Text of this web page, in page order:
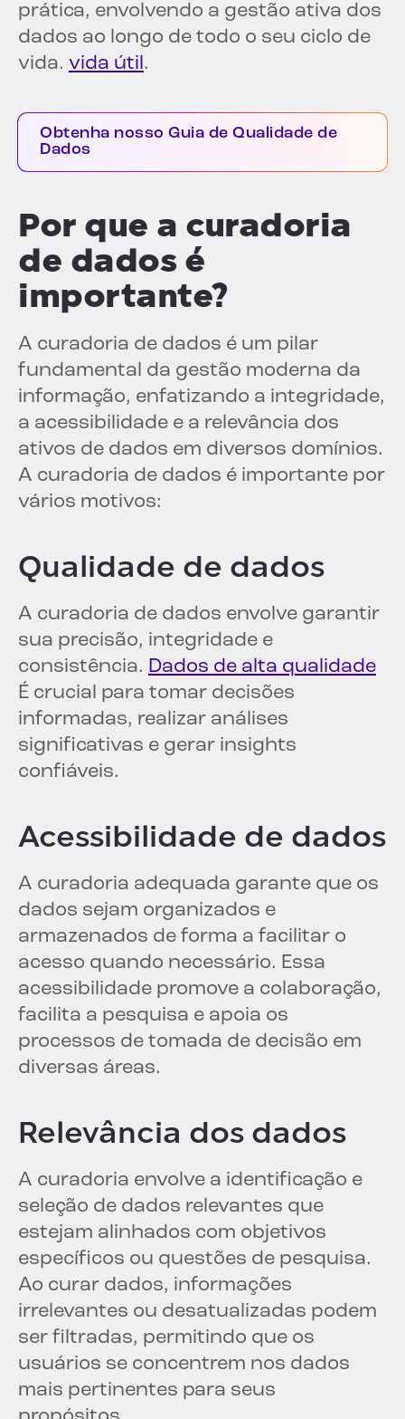
prática, envolvendo a gestão ativa dos
dados ao longo de todo o seu ciclo de
vida. vida útil.
Obtenha nosso Guia de Qualidade de
Dados
Por que a curadoria
de dados é
importante?
A curadoria de dados é um pilar
fundamental da gestão moderna da
informação, enfatizando a integridade,
a acessibilidade e a relevância dos
ativos de dados em diversos domínios.
A curadoria de dados é importante por
vários motivos:
Qualidade de dados
A curadoria de dados envolve garantir
sua precisão, integridade e
consistência. Dados de alta qualidade
É crucial para tomar decisões
informadas, realizar análises
significativas e gerar insights
confiáveis.
Acessibilidade de dados
A curadoria adequada garante que os
dados sejam organizados e
armazenados de forma a facilitar o
acesso quando necessário. Essa
acessibilidade promove a colaboração,
facilita a pesquisa e apoia os
processos de tomada de decisão em
diversas áreas.
Relevância dos dados
A curadoria envolve a identificação e
seleção de dados relevantes que
estejam alinhados com objetivos
específicos ou questões de pesquisa.
Ao curar dados, informações
irrelevantes ou desatualizadas podem
ser filtradas, permitindo que os
usuários se concentrem nos dados
mais pertinentes para seus